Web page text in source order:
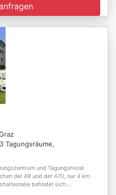
Tagungsräume,
und Tagungshotel
der A9 und der A70, nur 4 km
befindet sich...